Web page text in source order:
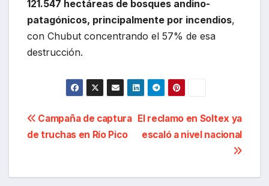
121.547 hectáreas de bosques andino-
patagónicos, principalmente por incendios,
con Chubut concentrando el 57% de esa
destrucción.
Navegación
de
entradas
El reclamo en Soltex ya
escaló a nivel nacional
Campaña de captura
de truchas en Río Pico